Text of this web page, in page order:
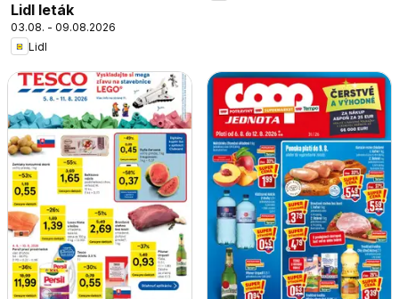
Lidl leták
03.08. - 09.08.2026
Lidl